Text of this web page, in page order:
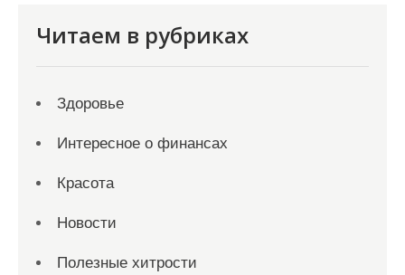
Читаем в рубриках
Здоровье
Интересное о финансах
Красота
Новости
Полезные хитрости